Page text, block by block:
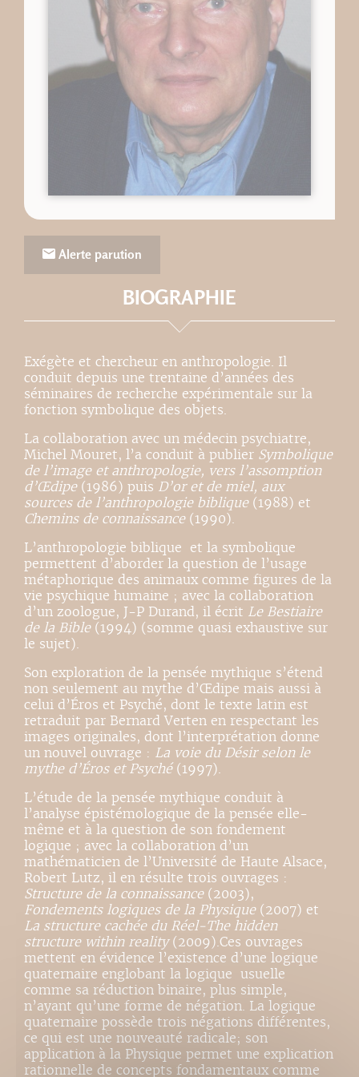
Alerte parution
BIOGRAPHIE
Exégète et chercheur en anthropologie. Il
conduit depuis une trentaine d’années des
séminaires de recherche expérimentale sur la
fonction symbolique des objets.
La collaboration avec un médecin psychiatre,
Michel Mouret, l’a conduit à publier Symbolique
de l’image et anthropologie, vers l’assomption
d’Œdipe(1986) puis D’or et de miel, aux
sources de l’anthropologie biblique(1988) et
Chemins de connaissance(1990).
L’anthropologie biblique et la symbolique
permettent d’aborder la question de l’usage
métaphorique des animaux comme figures de la
vie psychique humaine ; avec la collaboration
d’un zoologue, J-P Durand, il écrit Le Bestiaire
de la Bible(1994) (somme quasi exhaustive sur
le sujet).
Son exploration de la pensée mythique s’étend
non seulement au mythe d’Œdipe mais aussi à
celui d’Éros et Psyché, dont le texte latin est
retraduit par Bernard Verten en respectant les
images originales, dont l’interprétation donne
un nouvel ouvrage : La voie du Désir selon le
mythe d’Éros et Psyché(1997).
L’étude de la pensée mythique conduit à
l’analyse épistémologique de la pensée elle-
même et à la question de son fondement
logique ; avec la collaboration d’un
mathématicien de l’Université de Haute Alsace,
Robert Lutz, il en résulte trois ouvrages :
Structure de la connaissance(2003),
Fondements logiques de la Physique(2007) et
La structure cachée du Réel-The hidden
structure within reality(2009).Ces ouvrages
mettent en évidence l’existence d’une logique
quaternaire englobant la logique usuelle
comme sa réduction binaire, plus simple,
n’ayant qu’une forme de négation. La logique
quaternaire possède trois négations différentes,
ce qui est une nouveauté radicale; son
application à la Physique permet une explication
rationnelle de concepts fondamentaux comme